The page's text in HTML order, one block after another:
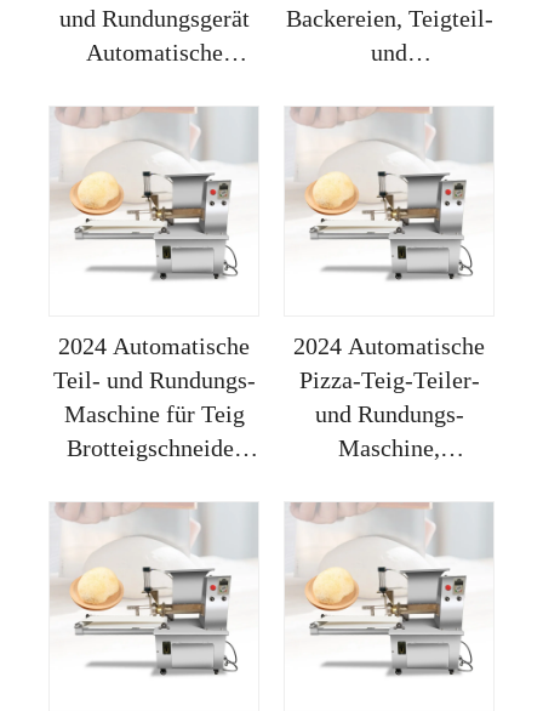
und Rundungsgerät
Automatische
Brot Elektrische
Teilverteilmaschine
Backereien, Teigteil-
und
2024 Automatische
Teil- und Rundungs-
Maschine für Teig
Brotteigschneider
Rundungsgerät
Teigrundungsgerät
2024 Automatische
Pizza-Teig-Teiler-
und Rundungs-
Maschine,
Teiler und -
Rundungs-Maschine,
Keksabsetzer,
Drahtschneid-Teig-
Teiler und -
Rundungs-Maschine